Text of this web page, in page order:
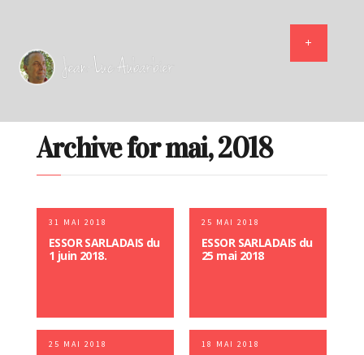
Archive for mai, 2018
31 MAI 2018
ESSOR SARLADAIS du
1 juin 2018.
25 MAI 2018
ESSOR SARLADAIS du
25 mai 2018
25 MAI 2018 18 MAI 2018